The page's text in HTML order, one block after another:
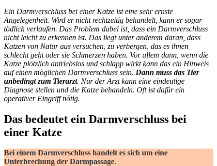
Ein Darmverschluss bei einer Katze ist eine sehr ernste
Angelegenheit. Wird er nicht rechtzeitig behandelt, kann er sogar
tödlich verlaufen. Das Problem dabei ist, dass ein Darmverschluss
nicht leicht zu erkennen ist. Das liegt unter anderem daran, dass
Katzen von Natur aus versuchen, zu verbergen, das es ihnen
schlecht geht oder sie Schmerzen haben. Vor allem dann, wenn die
Katze plötzlich antriebslos und schlapp wirkt kann das ein Hinweis
auf einen möglichen Darmverschluss sein. Dann muss das Tier
unbedingt zum Tierarzt. Nur der Arzt kann eine eindeutige
Diagnose stellen und die Katze behandeln. Oft ist dafür ein
operativer Eingriff nötig.
Das bedeutet ein Darmverschluss bei
einer Katze
Bei einem Darmverschluss handelt es sich um eine
Unterbrechung der Darmpassage.